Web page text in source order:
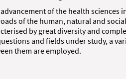
of the health sciences
of the human, natural and
by great diversity and
and fields under study, a
them are employed.